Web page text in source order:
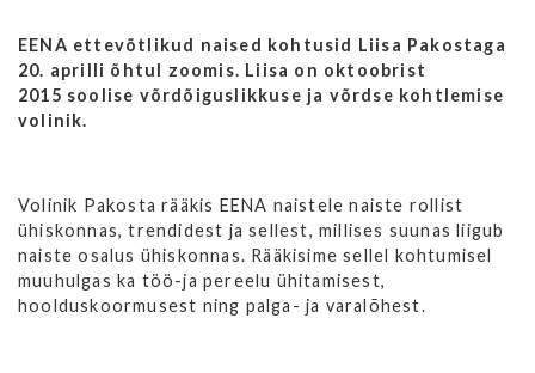
In English
EENA ettevõtlikud naised kohtusid Liisa Pakostaga
20. aprilli õhtul zoomis. Liisa on oktoobrist
2015 soolise võrdõiguslikkuse ja võrdse kohtlemise
volinik.
Volinik Pakosta rääkis EENA naistele naiste rollist
ühiskonnas, trendidest ja sellest, millises suunas liigub
naiste osalus ühiskonnas. Rääkisime sellel kohtumisel
muuhulgas ka töö-ja pereelu ühitamisest,
hoolduskoormusest ning palga- ja varalõhest.